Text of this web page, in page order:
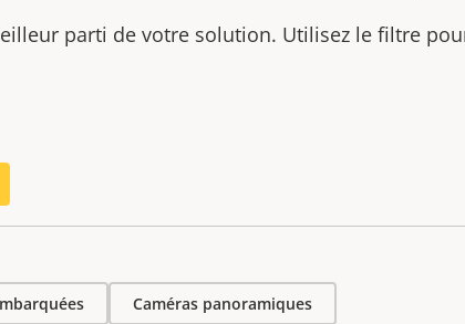
parti de votre solution. Utilisez le filtre
Caméras panoramiques